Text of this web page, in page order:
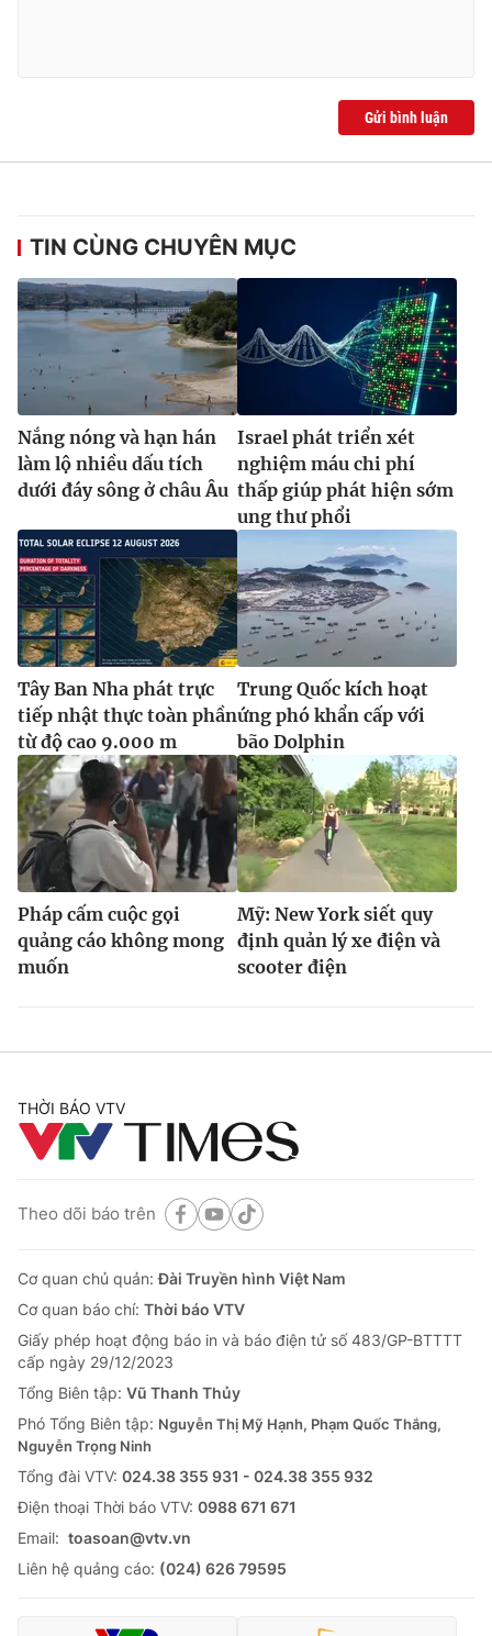
024.38 355 931 - 024.38 355 932
Liên hệ quảng cáo:
024-7300.7108
® Cấm sao chép dưới mọi hình thức nếu không có sự chấp
thuận bằng văn bản. Ghi rõ nguồn VTV.vn khi phát hành lại
thông tin từ website này.
Gửi bình luận
TIN CÙNG CHUYÊN MỤC
Nắng nóng và hạn hán
làm lộ nhiều dấu tích
dưới đáy sông ở châu Âu
Israel phát triển xét
nghiệm máu chi phí
thấp giúp phát hiện sớm
ung thư phổi
Tây Ban Nha phát trực
tiếp nhật thực toàn phần
từ độ cao 9.000 m
Trung Quốc kích hoạt
ứng phó khẩn cấp với
bão Dolphin
Pháp cấm cuộc gọi
quảng cáo không mong
muốn
Mỹ: New York siết quy
định quản lý xe điện và
scooter điện
THỜI BÁO VTV
Theo dõi báo trên
Cơ quan chủ quản:Đài Truyền hình Việt Nam
Cơ quan báo chí: Thời báo VTV
Giấy phép hoạt động báo in và báo điện tử số 483/GP-BTTTT
cấp ngày 29/12/2023
Tổng Biên tập: Vũ Thanh Thủy
Phó Tổng Biên tập: Nguyễn Thị Mỹ Hạnh, Phạm Quốc Thắng,
Nguyễn Trọng Ninh
Tổng đài VTV: 024.38 355 931 - 024.38 355 932
Ðiện thoại Thời báo VTV: 0988 671 671
Email: toasoan@vtv.vn
Liên hệ quảng cáo: (024) 626 79595